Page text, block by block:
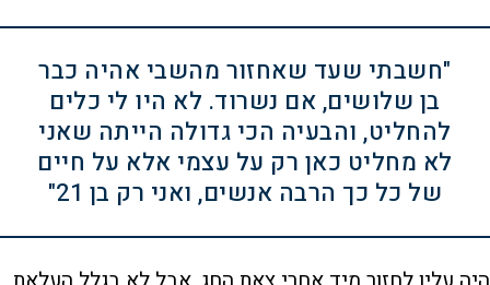
"חשבתי שעד שאחזור מהשבי אהיה כבר
בן שלושים, אם נשרוד. לא היו לי כלים
להחליט, והבעיה הכי גדולה הייתה שאני
לא מחליט כאן רק על עצמי אלא על חיים
של כל כך הרבה אנשים, ואני רק בן 21"